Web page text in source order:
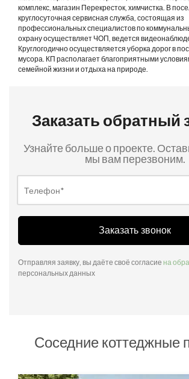
комплекс, магазин Перекресток, химчистка. В
круглосуточная сервисная служба, состоящая из
профессиональных специалистов по
охрану осуществляет ЧОП, ведется
Круглогодично осуществляется уборка дорог в
мусора. КП располагает благоприятными
семейной жизни и отдыха на природе.
Заказать обратный
Узнайте больше о проекте.
мы вам перезвоним.
Заказать звонок
Отправляя заявку, вы даёте своё согласие на
персональных данных
Соседние коттеджные